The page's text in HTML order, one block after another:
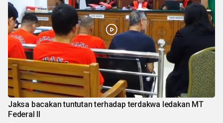
Jaksa bacakan tuntutan terhadap terdakwa ledakan MT
Federal II